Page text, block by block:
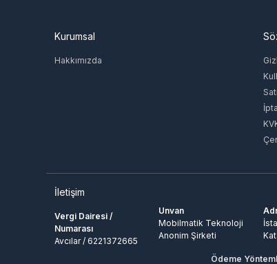
Kurumsal
Hakkımızda
İletişim
Vergi Dairesi /
Numarası
Avcılar / 6221372665
Unvan
Mobilmatik Teknoloji
Anonim Şirketi
Kat
Ödeme